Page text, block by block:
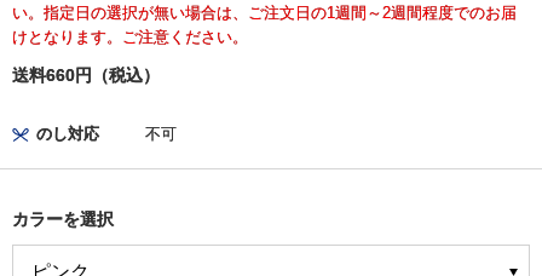
い。指定日の選択が無い場合は、ご注文日の1週間～2週間程度でのお届
けとなります。ご注意ください。
送料660円（税込）
のし対応 不可
カラーを選択